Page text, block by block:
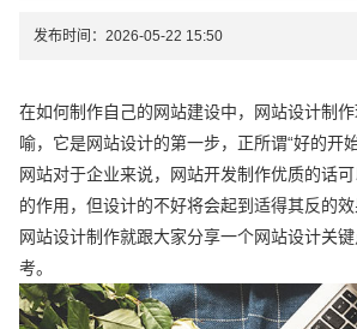
发布时间：2026-05-22 15:50
在如何制作自己的网站建设中，网站设计制
喻，它是网站设计的第一步，正所谓“好的开
网站对于企业来说，网站开发制作优质的话
的作用，但设计的不好将会起到适得其反的
网站设计制作就跟大家分享一个网站设计关
考。